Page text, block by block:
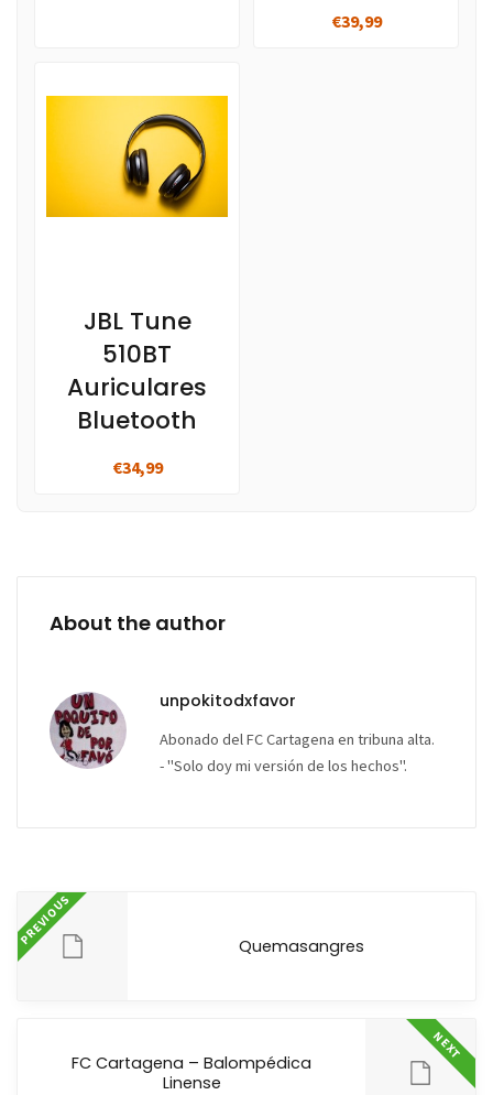
€39,99
JBL Tune
510BT
Auriculares
Bluetooth
€34,99
About the author
unpokitodxfavor
Abonado del FC Cartagena en tribuna alta.
- "Solo doy mi versión de los hechos".
PREVIOUS Quemasangres
NEXT
FC Cartagena – Balompédica
Linense